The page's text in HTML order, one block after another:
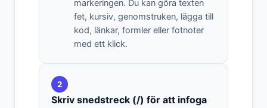
markeringen. Du kan göra texten
fet, kursiv, genomstruken, lägga till
kod, länkar, formler eller fotnoter
med ett klick.
2
Skriv snedstreck (/) för att infoga